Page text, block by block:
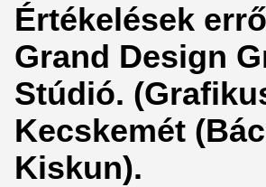
Értékelések
Grand Design
Stúdió.
Kecskemét
Kiskun).